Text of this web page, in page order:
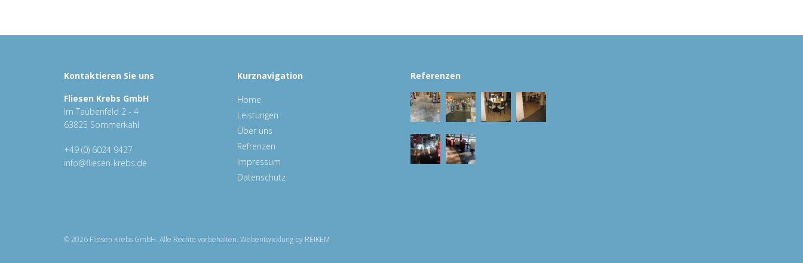
Kontaktieren Sie uns
Fliesen Krebs GmbH
Im Taubenfeld 2 - 4
63825 Sommerkahl
+49 (0) 6024 9427
info@fliesen-krebs.de
Kurznavigation
Home
Leistungen
Über uns
Refrenzen
Impressum
Datenschutz
Referenzen
© 2026 Fliesen Krebs GmbH. Alle Rechte vorbehalten. Webentwicklung by REIKEM